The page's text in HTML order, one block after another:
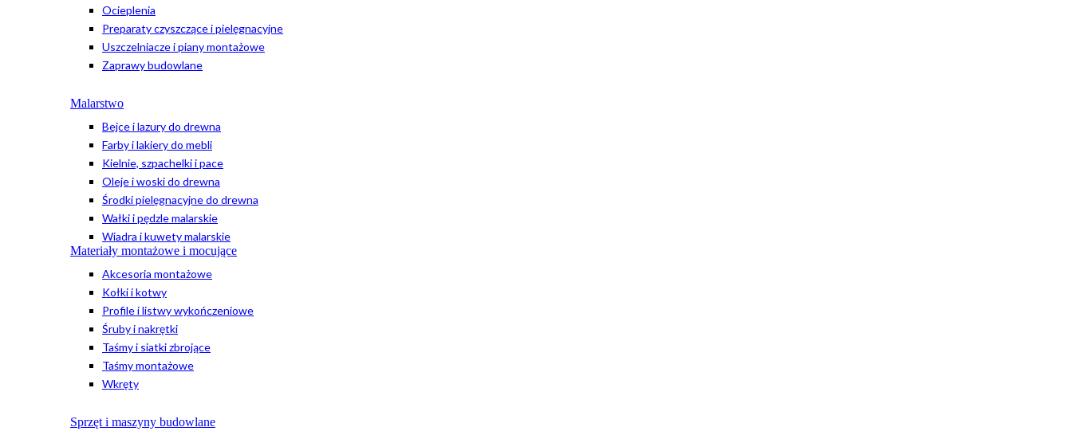
Ocieplenia
Preparaty czyszczące i pielęgnacyjne
Uszczelniacze i piany montażowe
Zaprawy budowlane
Malarstwo
Bejce i lazury do drewna
Farby i lakiery do mebli
Kielnie, szpachelki i pace
Oleje i woski do drewna
Środki pielęgnacyjne do drewna
Wałki i pędzle malarskie
Wiadra i kuwety malarskie
Materiały montażowe i mocujące
Akcesoria montażowe
Kołki i kotwy
Profile i listwy wykończeniowe
Śruby i nakrętki
Taśmy i siatki zbrojące
Taśmy montażowe
Wkręty
Sprzęt i maszyny budowlane